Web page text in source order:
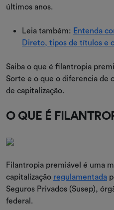
últimos anos.
Leia também: Entenda
Direto, tipos de títulos e
Saiba o que é filantropia
Sorte e o que o diferencia de
de capitalização.
O QUE É
Filantropia premiável é uma
capitalização regulamentada
Seguros Privados (Susep),
federal.